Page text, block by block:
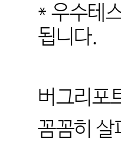
* 우수테
됩니다.
버그리포
꼼꼼히 살